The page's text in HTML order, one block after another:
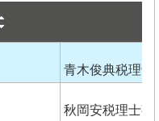
青木俊典税理士
秋岡安税理士事